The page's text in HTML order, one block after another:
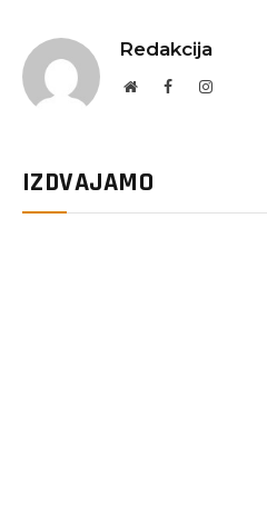
Redakcija
WebsiteFacebookInstagram
IZDVAJAMO